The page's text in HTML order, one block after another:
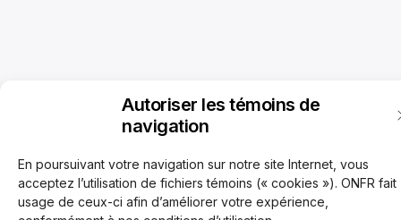
Autoriser les témoins de
navigation
En poursuivant votre navigation sur notre site Internet, vous
acceptez l’utilisation de fichiers témoins (« cookies »). ONFR fait
usage de ceux-ci afin d’améliorer votre expérience,